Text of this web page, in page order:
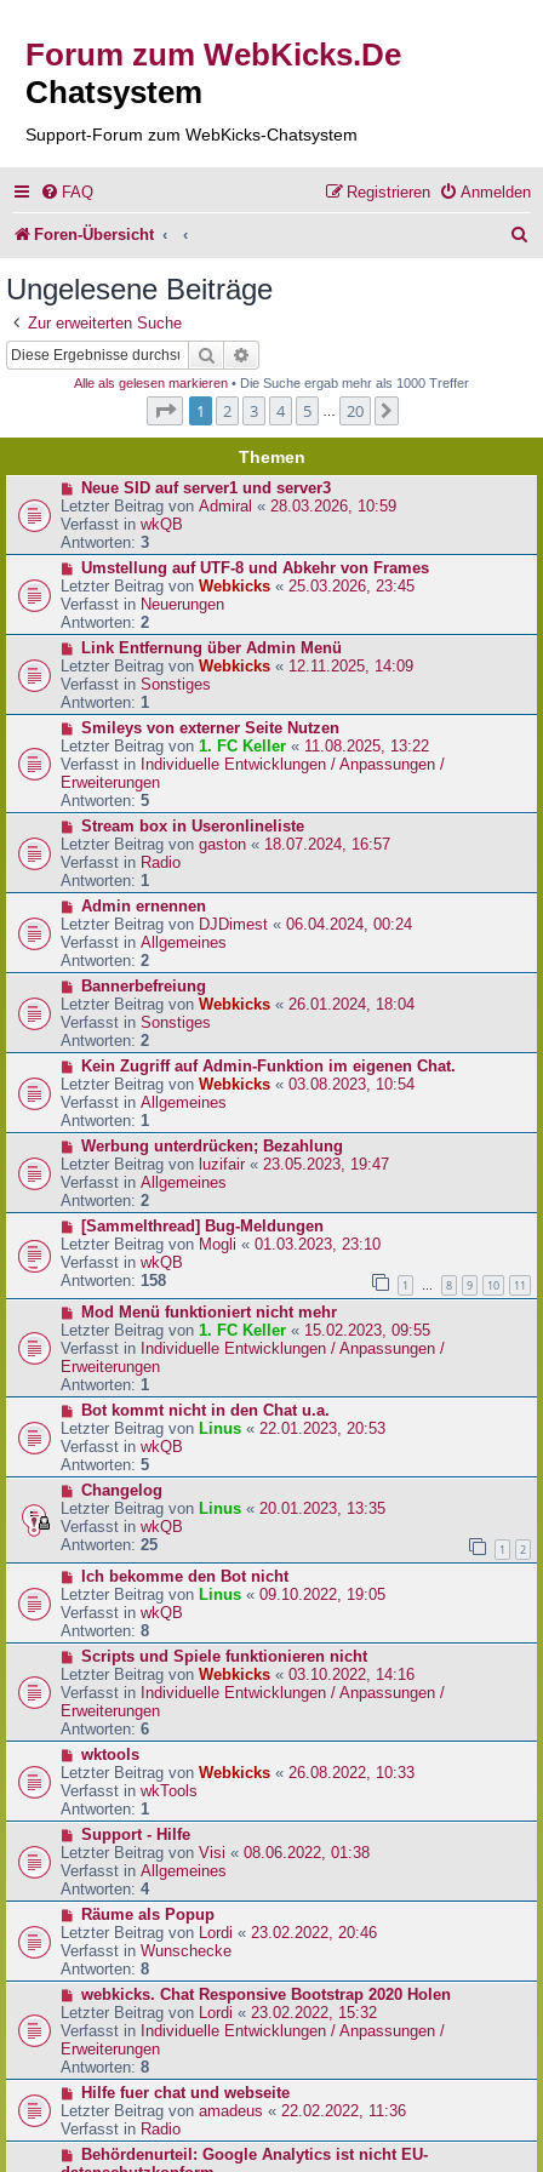
Forum zum WebKicks.De
Chatsystem
Support-Forum zum WebKicks-Chatsystem
FAQ Anmelden
Registrieren
Foren-Übersicht
Ungelesene Beiträge
Zur erweiterten Suche
Suche
Alle als gelesen markieren • Die Suche ergab mehr als 1000 Treffer
Seite von
1 2 3 4 5 20
Themen
N
e
u
e
r
B
e
i
t
a
g
Neue SID auf server1 und server3
Letzter Beitrag von Admiral « 28.03.2026, 10:59
Verfasst in wkQB
Antworten: 3
N
e
u
e
r
B
e
i
t
a
g
Umstellung auf UTF-8 und Abkehr von Frames
Letzter Beitrag von Webkicks « 25.03.2026, 23:45
Verfasst in Neuerungen
Antworten: 2
N
e
u
e
r
B
e
i
t
r
a
g
Link Entfernung über Admin Menü
Letzter Beitrag von Webkicks « 12.11.2025, 14:09
Verfasst in Sonstiges
Antworten: 1
N
e
u
e
r
B
e
i
t
r
a
g
Smileys von externer Seite Nutzen
Letzter Beitrag von 1. FC Keller « 11.08.2025, 13:22
Verfasst in Individuelle Entwicklungen / Anpassungen /
Erweiterungen
Antworten: 5
N
e
u
e
r
B
e
i
t
a
g
Stream box in Useronlineliste
Letzter Beitrag von gaston « 18.07.2024, 16:57
Verfasst in Radio
Antworten: 1
N
e
u
e
r
B
e
i
t
a
g
Admin ernennen
Letzter Beitrag von DJDimest « 06.04.2024, 00:24
Verfasst in Allgemeines
Antworten: 2
N
e
u
e
r
B
e
i
t
a
g
Bannerbefreiung
Letzter Beitrag von Webkicks « 26.01.2024, 18:04
Verfasst in Sonstiges
Antworten: 2
N
e
u
e
r
B
e
i
t
a
g
Kein Zugriff auf Admin-Funktion im eigenen Chat.
Letzter Beitrag von Webkicks « 03.08.2023, 10:54
Verfasst in Allgemeines
Antworten: 1
N
e
u
e
r
B
e
i
t
a
g
Werbung unterdrücken; Bezahlung
Letzter Beitrag von luzifair « 23.05.2023, 19:47
Verfasst in Allgemeines
Antworten: 2
N
e
u
e
r
B
e
i
t
r
a
g
[Sammelthread] Bug-Meldungen
Letzter Beitrag von Mogli « 01.03.2023, 23:10
Verfasst in wkQB
Antworten: 158 1 … 8 9 10 11
N
e
u
e
r
B
e
i
t
r
a
g
Mod Menü funktioniert nicht mehr
Letzter Beitrag von 1. FC Keller « 15.02.2023, 09:55
Verfasst in Individuelle Entwicklungen / Anpassungen /
Erweiterungen
Antworten: 1
N
e
u
e
r
B
e
i
t
a
g
Bot kommt nicht in den Chat u.a.
Letzter Beitrag von Linus « 22.01.2023, 20:53
Verfasst in wkQB
Antworten: 5
N
e
u
e
r
B
e
i
t
a
g
Changelog
Letzter Beitrag von Linus « 20.01.2023, 13:35
Verfasst in wkQB
Antworten: 25 1 2
N
e
u
e
r
B
e
i
t
r
a
g
Ich bekomme den Bot nicht
Letzter Beitrag von Linus « 09.10.2022, 19:05
Verfasst in wkQB
Antworten: 8
N
e
u
e
r
B
e
i
t
r
a
g
Scripts und Spiele funktionieren nicht
Letzter Beitrag von Webkicks « 03.10.2022, 14:16
Verfasst in Individuelle Entwicklungen / Anpassungen /
Erweiterungen
Antworten: 6
N
e
u
e
r
B
e
i
t
a
g
wktools
Letzter Beitrag von Webkicks « 26.08.2022, 10:33
Verfasst in wkTools
Antworten: 1
N
e
u
e
r
B
e
i
t
a
g
Support - Hilfe
Letzter Beitrag von Visi « 08.06.2022, 01:38
Verfasst in Allgemeines
Antworten: 4
N
e
u
e
r
B
e
i
t
r
a
g
Räume als Popup
Letzter Beitrag von Lordi « 23.02.2022, 20:46
Verfasst in Wunschecke
Antworten: 8
N
e
u
e
r
B
e
i
t
webkicks. Chat Responsive Bootstrap 2020 Holen
Letzter Beitrag von Lordi « 23.02.2022, 15:32
Verfasst in Individuelle Entwicklungen / Anpassungen /
Erweiterungen
Antworten: 8
N
e
u
e
Hilfe fuer chat und webseite
Letzter Beitrag von amadeus « 22.02.2022, 11:36
Verfasst in Radio
NBehördenurteil: Google Analytics ist nicht EU-